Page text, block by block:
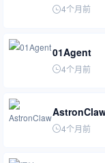
4个月前
01Agent
4个月前
4个月前